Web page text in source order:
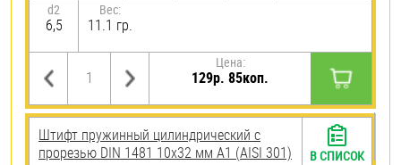
d2
6,5
Вес:
11.1 гр.
Цена:
129р. 85коп.
Штифт пружинный цилиндрический с
прорезью DIN 1481 10х32 мм А1 (AISI 301)
В СПИСОК